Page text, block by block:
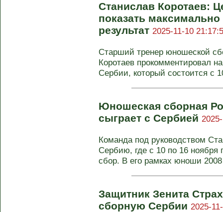
Станислав Коротаев:
показать
результат 2025-11-10
Старший тренер юношеской
Коротаев прокомментировал
Сербии, который состоится с
Юношеская сборная
сыграет с Сербией
Команда под руководством
Сербию, где с 10 по 16 ноября
сбор. В его рамках юноши
Защитник Зенита
сборную Сербии 2025-